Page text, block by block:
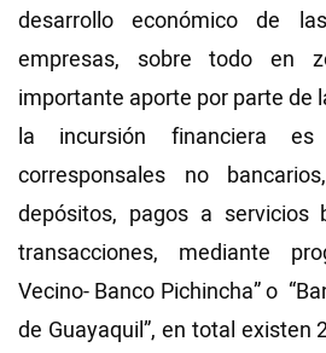
desarrollo económico de
empresas, sobre todo en
importante aporte por parte de
la incursión financiera
corresponsales no
depósitos, pagos a servicios
transacciones, mediante
Vecino- Banco Pichincha” o
de Guayaquil”, en total existen